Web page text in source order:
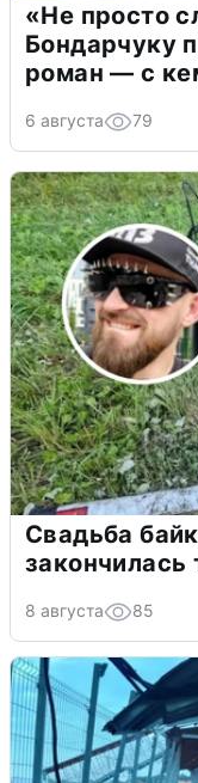
«Не просто
Бондарчуку
роман — с
6 августа 79
Свадьба
закончилась
8 августа 85